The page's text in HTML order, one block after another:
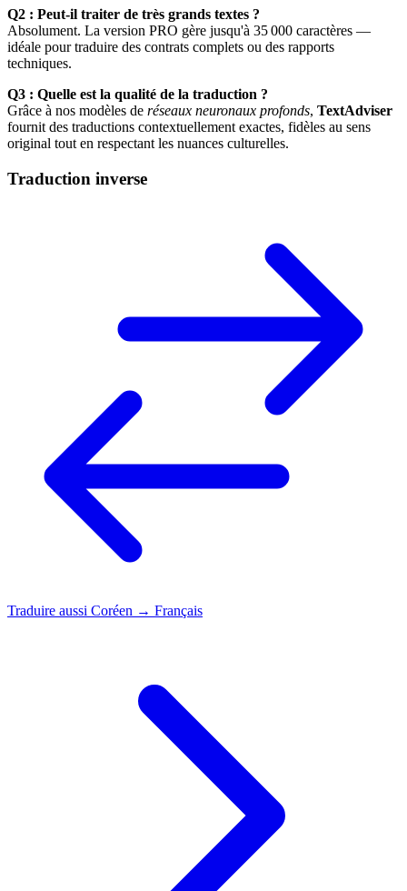
Q2 : Peut-il traiter de très grands textes ?
Absolument. La version PRO gère jusqu'à 35 000 caractères —
idéale pour traduire des contrats complets ou des rapports
techniques.
Q3 : Quelle est la qualité de la traduction ?
Grâce à nos modèles de réseaux neuronaux profonds, TextAdviser
fournit des traductions contextuellement exactes, fidèles au sens
original tout en respectant les nuances culturelles.
Traduction inverse
Traduire aussi Coréen → Français